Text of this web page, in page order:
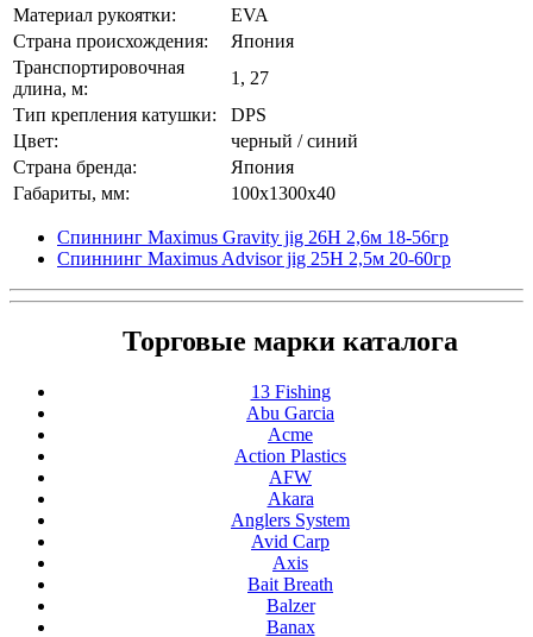
Материал рукоятки:
EVA
Страна происхождения:
Япония
Транспортировочная
длина, м:
1, 27
Тип крепления катушки:
DPS
Цвет:
черный / синий
Страна бренда:
Япония
Габариты, мм:
100x1300x40
Спиннинг Maximus Gravity jig 26H 2,6м 18-56гр
Спиннинг Maximus Advisor jig 25H 2,5м 20-60гр
Торговые марки каталога
13 Fishing
Abu Garcia
Acme
Action Plastics
AFW
Akara
Anglers System
Avid Carp
Axis
Bait Breath
Balzer
Banax